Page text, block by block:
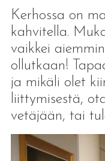
Kerhossa on
kahvitella.
vaikkei
ollutkaan!
ja mikäli olet
liittymisestä,
vetäjään, tai